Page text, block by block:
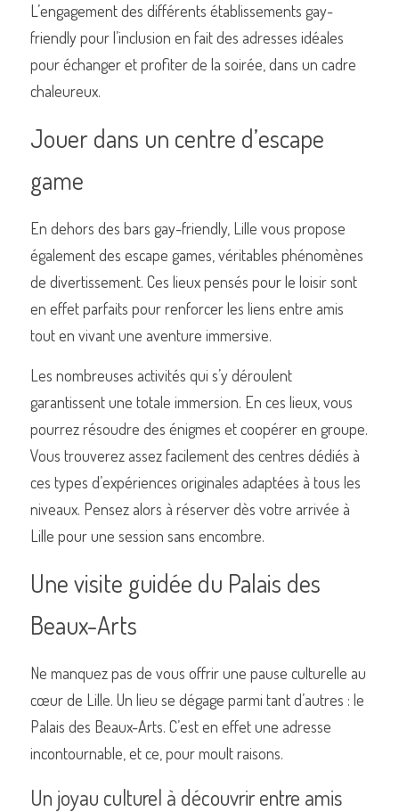
L’engagement des différents établissements gay-
friendly pour l’inclusion en fait des adresses idéales
pour échanger et profiter de la soirée, dans un cadre
chaleureux.
Jouer dans un centre d’escape
game
En dehors des bars gay-friendly, Lille vous propose
également des escape games, véritables phénomènes
de divertissement. Ces lieux pensés pour le loisir sont
en effet parfaits pour renforcer les liens entre amis
tout en vivant une aventure immersive.
Les nombreuses activités qui s’y déroulent
garantissent une totale immersion. En ces lieux, vous
pourrez résoudre des énigmes et coopérer en groupe.
Vous trouverez assez facilement des centres dédiés à
ces types d’expériences originales adaptées à tous les
niveaux. Pensez alors à réserver dès votre arrivée à
Lille pour une session sans encombre.
Une visite guidée du Palais des
Beaux-Arts
Ne manquez pas de vous offrir une pause culturelle au
cœur de Lille. Un lieu se dégage parmi tant d’autres : le
Palais des Beaux-Arts. C’est en effet une adresse
incontournable, et ce, pour moult raisons.
Un joyau culturel à découvrir entre amis